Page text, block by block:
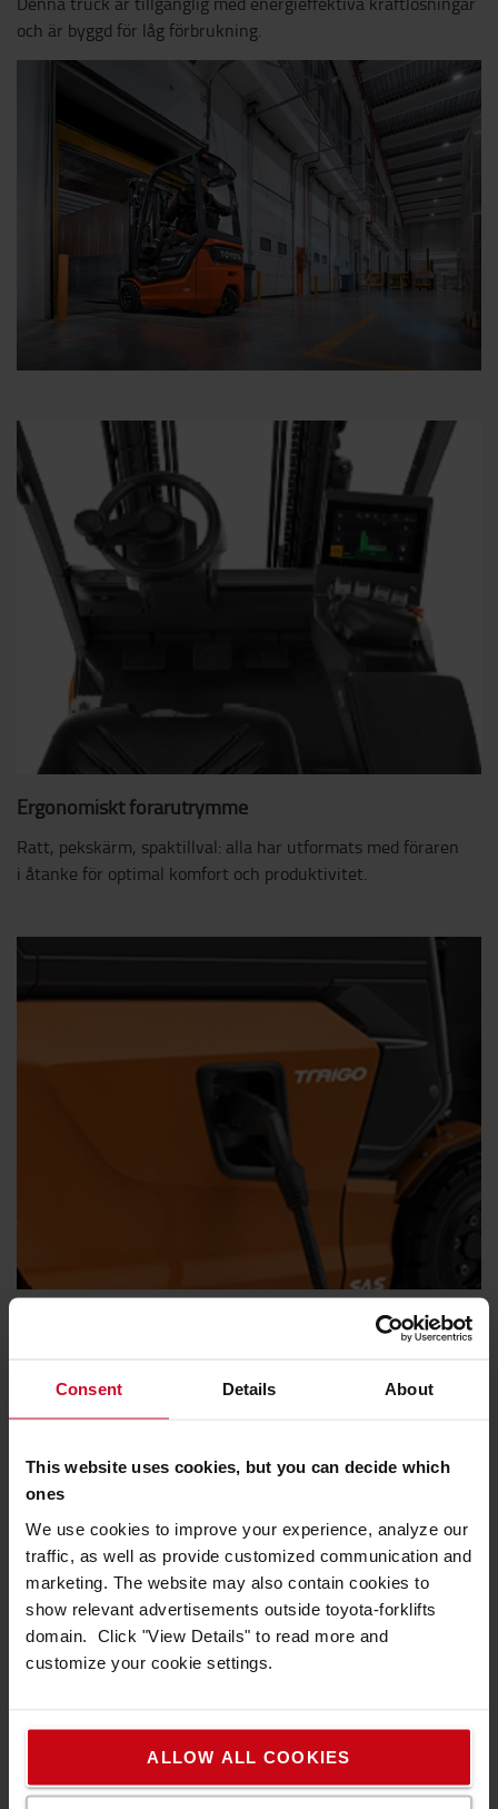
Consent Details About
This website uses cookies, but you can decide which
ones
We use cookies to improve your experience, analyze our
traffic, as well as provide customized communication and
marketing. The website may also contain cookies to
show relevant advertisements outside toyota-forklifts
domain. Click "View Details" to read more and
customize your cookie settings.
ALLOW ALL COOKIES
och är byggd för låg förbrukning.
Ergonomiskt förarutrymme
Ratt, pekskärm, spaktillval: alla har utformats med föraren
i åtanke för optimal komfort och produktivitet.
garanterar låg förbrukning och snabba och enkla byten
eller laddning av batterier.